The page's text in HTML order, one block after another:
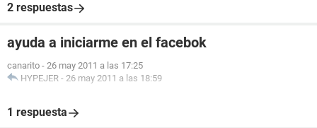
2 respuestas
ayuda a iniciarme en el facebok
canarito - 26 may 2011 a las 17:25
HYPEJER - 26 may 2011 a las 18:59
1 respuesta